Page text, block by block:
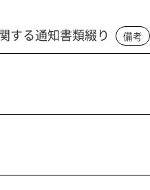
する通知書類綴り 備考